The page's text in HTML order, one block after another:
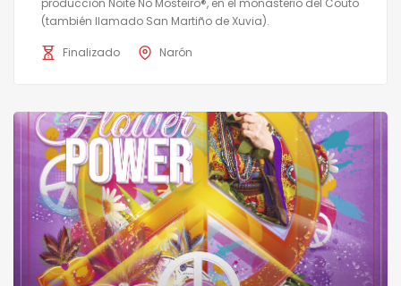
producción Noite No Mosteiro®, en el monasterio del Couto
(también llamado San Martiño de Xuvia).
Finalizado Narón